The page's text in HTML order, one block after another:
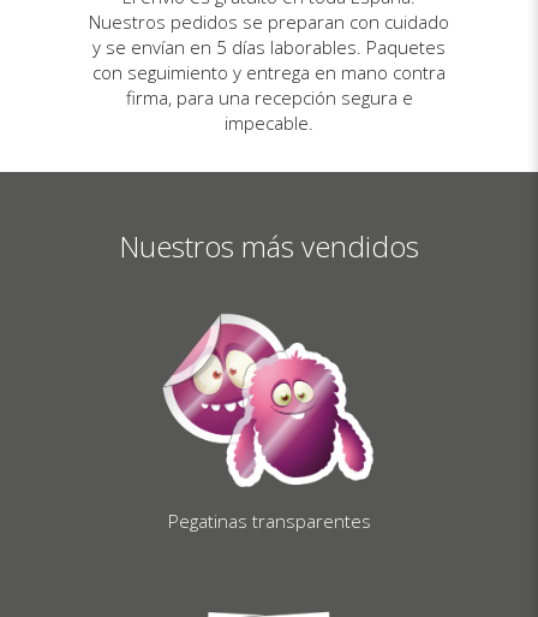
Nuestros pedidos se preparan con cuidado
y se envían en 5 días laborables. Paquetes
con seguimiento y entrega en mano contra
firma, para una recepción segura e
impecable.
Nuestros más vendidos
Pegatinas transparentes